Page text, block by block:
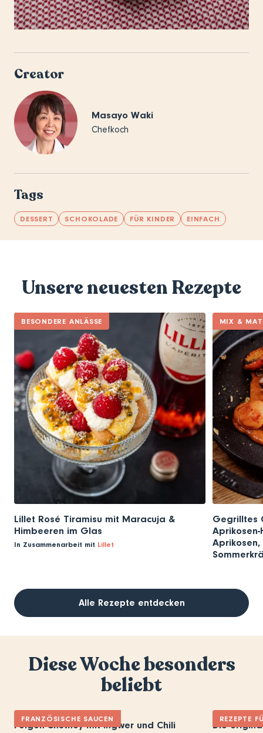
Creator
Masayo Waki
Chefkoch
Tags
DESSERT SCHOKOLADE FÜR KINDER EINFACH
Unsere neuesten Rezepte
BESONDERE ANLÄSSE
Lillet Rosé Tiramisu mit Maracuja &
Himbeeren im Glas
In Zusammenarbeit mit Lillet
MIX &
Gegrilltes
Aprikosen,
Alle Rezepte entdecken
Diese Woche besonders
beliebt
FRANZÖSISCHE SAUCEN
Feigen-Chutney mit Ingwer und Chili
REZEPTE
Die